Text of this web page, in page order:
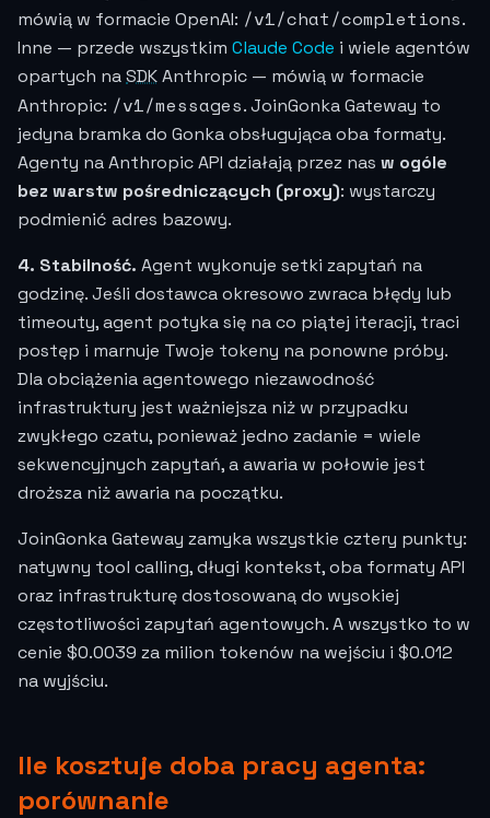
mówią w formacie OpenAI: /v1/chat/completions.
Inne — przede wszystkim Claude Code i wiele agentów
opartych naSDKAnthropic — mówią w formacie
Anthropic: /v1/messages. JoinGonka Gateway to
jedyna bramka do Gonka obsługująca oba formaty.
Agenty na Anthropic API działają przez nas w ogóle
bez warstw pośredniczących (proxy): wystarczy
podmienić adres bazowy.
4. Stabilność. Agent wykonuje setki zapytań na
godzinę. Jeśli dostawca okresowo zwraca błędy lub
timeouty, agent potyka się na co piątej iteracji, traci
postęp i marnuje Twoje tokeny na ponowne próby.
Dla obciążenia agentowego niezawodność
infrastruktury jest ważniejsza niż w przypadku
zwykłego czatu, ponieważ jedno zadanie = wiele
sekwencyjnych zapytań, a awaria w połowie jest
droższa niż awaria na początku.
JoinGonka Gateway zamyka wszystkie cztery punkty:
natywny tool calling, długi kontekst, oba formaty API
oraz infrastrukturę dostosowaną do wysokiej
częstotliwości zapytań agentowych. A wszystko to w
cenie $0.0039 za milion tokenów na wejściu i $0.012
na wyjściu.
Ile kosztuje doba pracy agenta:
porównanie